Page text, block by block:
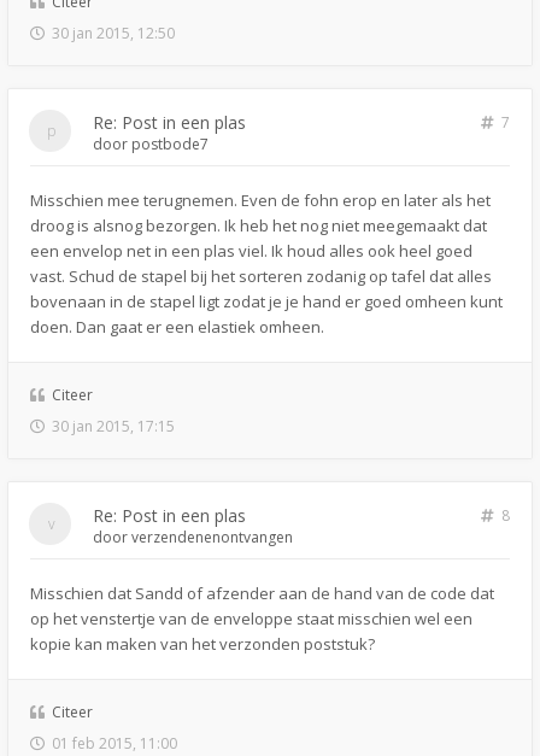
30 jan 2015, 12:50
Re: Post in een plas
7
door postbode7
Misschien mee terugnemen. Even de fohn erop en later als het
droog is alsnog bezorgen. Ik heb het nog niet meegemaakt dat
een envelop net in een plas viel. Ik houd alles ook heel goed
vast. Schud de stapel bij het sorteren zodanig op tafel dat alles
bovenaan in de stapel ligt zodat je je hand er goed omheen kunt
doen. Dan gaat er een elastiek omheen.
Citeer
30 jan 2015, 17:15
Re: Post in een plas
8
doorverzendenenontvangen
Misschien dat Sandd of afzender aan de hand van de code dat
op het venstertje van de enveloppe staat misschien wel een
kopie kan maken van het verzonden poststuk?
Citeer
01 feb 2015, 11:00